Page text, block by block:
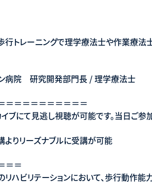
トレーニングで理学療法士や作業療法
ン病院 研究開発部門長 / 理学療法士
＝＝＝＝＝＝＝＝＝＝
ブにて見逃し視聴が可能です。当日ご参
りリーズナブルに受講が可能
＝＝
ハビリテーションにおいて、歩行動作